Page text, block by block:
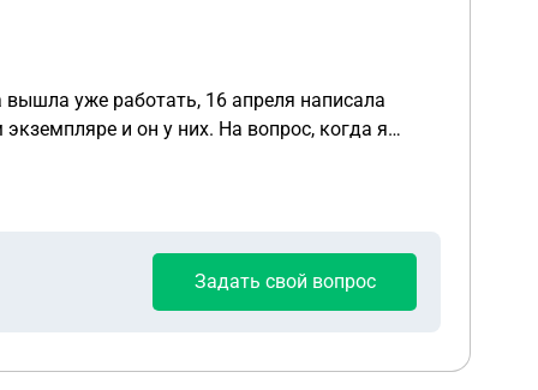
у них. На вопрос, когда я
я должа ждать этого числа, ведь по закону
Задать свой вопрос